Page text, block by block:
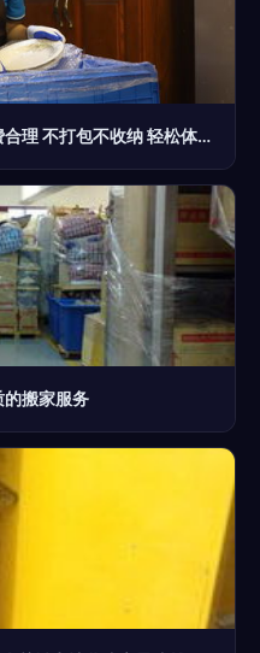
爆火的日式搬家模式 服务好收费合理 不打包不收纳 轻松体验高端搬家服务
的搬家服务